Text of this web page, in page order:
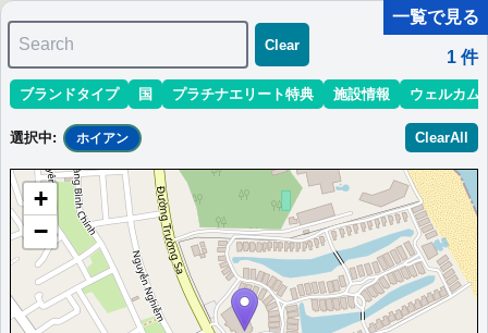
マリオット最新情報ホテル情報(アジア)ホテル特典攻略
1 - 1 件 / 全 1 件
並び替え 最低価格目安 開業時期 エリア 地域
ダナン・マリオット・リゾート＆スパ、ノ
ンヌオックビーチヴィラ
ダナンのリゾートでくつろぎの時間を。広々としたヴィラからは
一覧で見る
Search
Clear
1 件
ブランドタイプ 国 プラチナエリート特典 施設情報 ウェルカム
選択中: ホイアン ClearAll
+
−